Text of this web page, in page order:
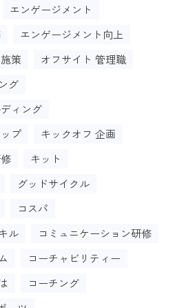
エンゲージメント
エンゲージメント向上
策
オフサイト 管理職
グ
ィング
プ
キックオフ 企画
キット
グッドサイクル
コスパ
ル
コミュニケーション研修
コーチャビリティー
コーチング